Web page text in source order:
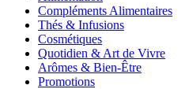
Compléments Alimentaires
Thés & Infusions
Cosmétiques
Quotidien & Art de Vivre
Arômes & Bien-Être
Promotions